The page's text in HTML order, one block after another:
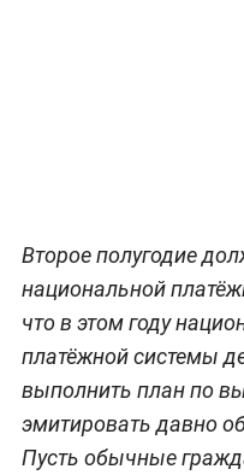
Второе полугодие
национальной
что в этом году
платёжной системы
выполнить план по
эмитировать давно
Пусть обычные